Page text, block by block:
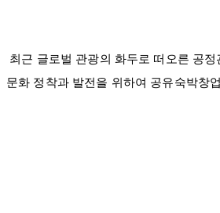
최근 글로벌 관광의 화두로 떠오른 공
문화 정착과 발전을 위하여 공유숙박창